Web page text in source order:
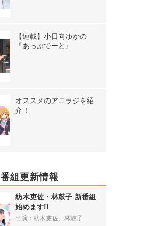
【連載】小日向ゆかの
『あっぷでーと』
オススメのアニラジを紹
介！
番組更新情報
紡木吏佐・林鼓子 新番組
始めます!!
出演：紡木吏佐、林鼓子